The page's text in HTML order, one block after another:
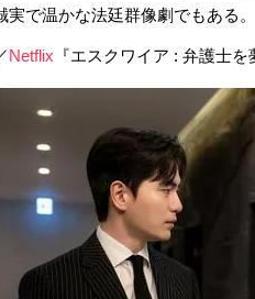
実で温かな法廷群像劇でもある。
Netflix 『エスクワイア : 弁護士